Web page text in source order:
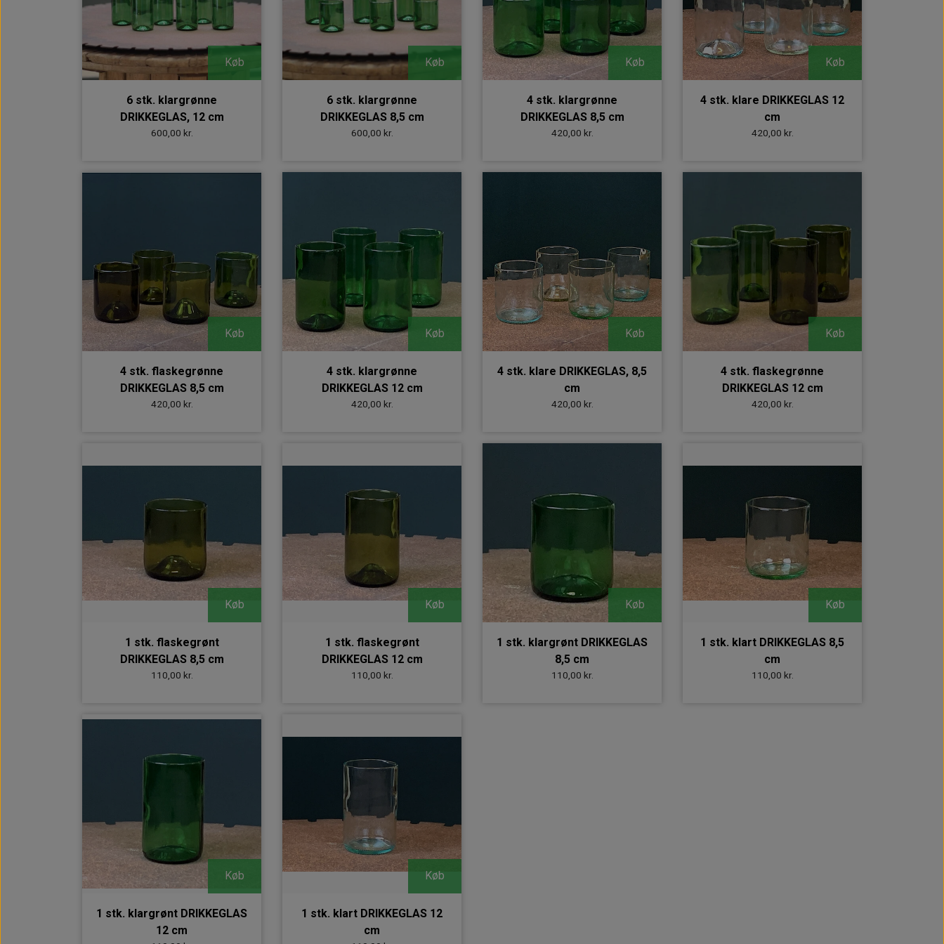
Køb
6 stk. klargrønne
DRIKKEGLAS, 12 cm
600,00 kr.
Køb
6 stk. klargrønne
DRIKKEGLAS 8,5 cm
600,00 kr.
Køb
4 stk. klargrønne
DRIKKEGLAS 8,5 cm
420,00 kr.
Køb
4 stk. klare DRIKKEGLAS 12
cm
420,00 kr.
Køb
4 stk. flaskegrønne
DRIKKEGLAS 8,5 cm
420,00 kr.
Køb
4 stk. klargrønne
DRIKKEGLAS 12 cm
420,00 kr.
Køb
4 stk. klare DRIKKEGLAS, 8,5
cm
420,00 kr.
Køb
4 stk. flaskegrønne
DRIKKEGLAS 12 cm
420,00 kr.
Køb
1 stk. flaskegrønt
DRIKKEGLAS 8,5 cm
110,00 kr.
Køb
1 stk. flaskegrønt
DRIKKEGLAS 12 cm
110,00 kr.
Køb
1 stk. klargrønt DRIKKEGLAS
8,5 cm
110,00 kr.
Køb
1 stk. klart DRIKKEGLAS 8,5
cm
110,00 kr.
Køb
1 stk. klargrønt DRIKKEGLAS
12 cm
Køb
1 stk. klart DRIKKEGLAS 12
cm